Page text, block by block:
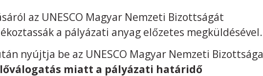
az UNESCO Magyar Nemzeti Bizottságát
a pályázati anyag előzetes megküldésével.
nyújtja be az UNESCO Magyar Nemzeti Bizottsága
miatt a pályázati határidő